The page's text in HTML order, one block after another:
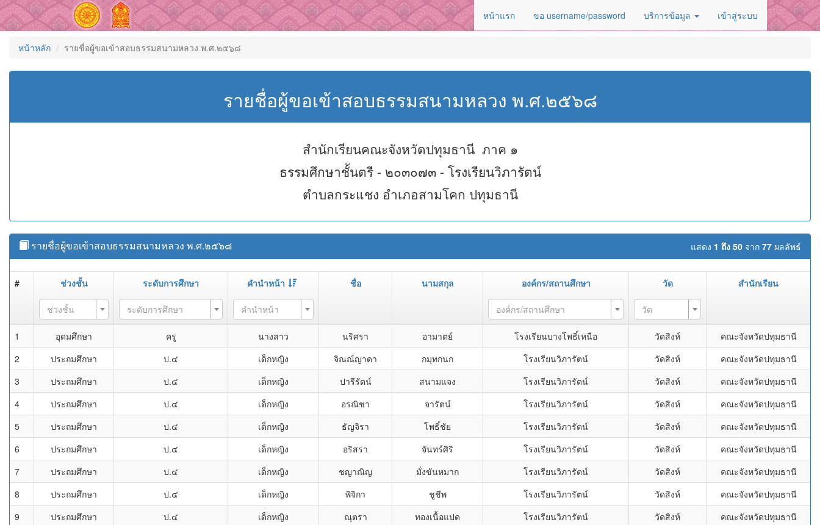
หน้าแรก ขอ username/password บริการข้อมูล เข้าสู่ระบบ
หน้าหลัก รายชื่อผู้ขอเข้าสอบธรรมสนามหลวง พ.ศ.๒๕๖๘
รายชื่อผู้ขอเข้าสอบธรรมสนามหลวง พ.ศ.๒๕๖๘
สำนักเรียนคณะจังหวัดปทุมธานี ภาค ๑
ธรรมศึกษาชั้นตรี - ๒๐๓๐๗๓ - โรงเรียนวิภารัตน์
ตำบลกระแชง อำเภอสามโคก ปทุมธานี
แสดง 1 ถึง 50 จาก 77 ผลลัพธ์
รายชื่อผู้ขอเข้าสอบธรรมสนามหลวง พ.ศ.๒๕๖๘
# ช่วงชั้น ระดับการศึกษา คำนำหน้า ชื่อ นามสกุล องค์กร/สถานศึกษา วัด สำนักเรียน
ช่วงชั้น ระดับการศึกษา คำนำหน้า องค์กร/สถานศึกษา วัด
1 อุดมศึกษา ครู นางสาว นริศรา อามาตย์ โรงเรียนบางโพธิ์เหนือ วัดสิงห์
คณะจังหวัดปทุมธานี
2
ประถมศึกษา ป.๔ เด็กหญิง จิณณ์ญาดา กมุทกนก โรงเรียนวิภารัตน์ วัดสิงห์
คณะจังหวัดปทุมธานี
3
ประถมศึกษา ป.๔ เด็กหญิง ปารีรัตน์ สนามแจง โรงเรียนวิภารัตน์ วัดสิงห์
คณะจังหวัดปทุมธานี
4
ประถมศึกษา ป.๔ เด็กหญิง อรณิชา จารัตน์ โรงเรียนวิภารัตน์ วัดสิงห์
คณะจังหวัดปทุมธานี
5
ประถมศึกษา ป.๔ เด็กหญิง ธัญจิรา โพธิ์ชัย โรงเรียนวิภารัตน์ วัดสิงห์
คณะจังหวัดปทุมธานี
6
ประถมศึกษา ป.๔ เด็กหญิง อริสรา จันทร์ศิริ โรงเรียนวิภารัตน์ วัดสิงห์
คณะจังหวัดปทุมธานี
7
ประถมศึกษา ป.๔ เด็กหญิง ชญาณิญ มั่งขันหมาก โรงเรียนวิภารัตน์ วัดสิงห์
คณะจังหวัดปทุมธานี
8
ประถมศึกษา ป.๔ เด็กหญิง พิจิกา ชูชีพ โรงเรียนวิภารัตน์ วัดสิงห์
คณะจังหวัดปทุมธานี
9
ประถมศึกษา ป.๔ เด็กหญิง ณุตรา ทองเนื้อแปด โรงเรียนวิภารัตน์ วัดสิงห์
คณะจังหวัดปทุมธานี